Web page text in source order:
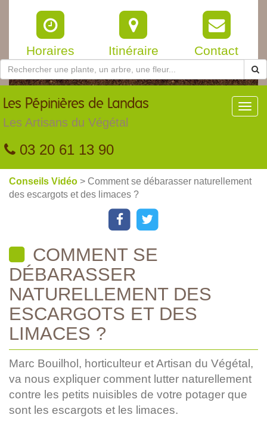
Horaires Itinéraire Contact
Les Pépinières de Landas
Les Artisans du Végétal
03 20 61 13 90
Conseils Vidéo > Comment se débarasser naturellement
des escargots et des limaces ?
COMMENT SE
DÉBARASSER
NATURELLEMENT DES
ESCARGOTS ET DES
LIMACES ?
Marc Bouilhol, horticulteur et Artisan du Végétal,
va nous expliquer comment lutter naturellement
contre les petits nuisibles de votre potager que
sont les escargots et les limaces.